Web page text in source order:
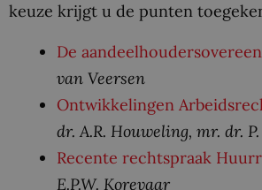
keuze krijgt u de punten
De
van Veersen
Ontwikkelingen
dr. A.R. Houweling, mr. dr.
Recente rechtspraak
E.P.W. Korevaar